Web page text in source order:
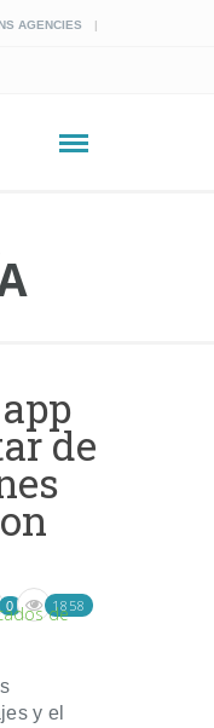
AGENCIES
de
de
0 1858
y el